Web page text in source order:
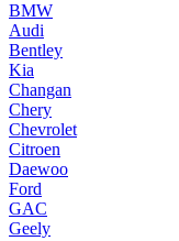
BMW
Audi
Bentley
Kia
Changan
Chery
Chevrolet
Citroen
Daewoo
Ford
GAC
Geely